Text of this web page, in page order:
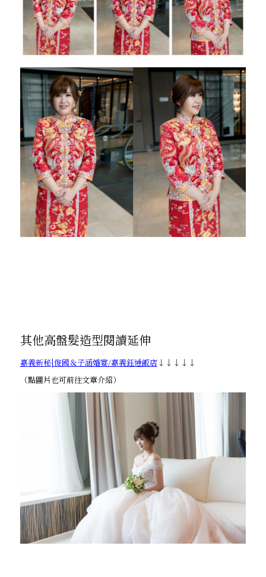
其他高盤髮造型閱讀延伸
嘉義新秘|俊國＆子涵婚宴/嘉義鈺通飯店↓↓↓↓↓
（點圖片也可前往文章介紹）